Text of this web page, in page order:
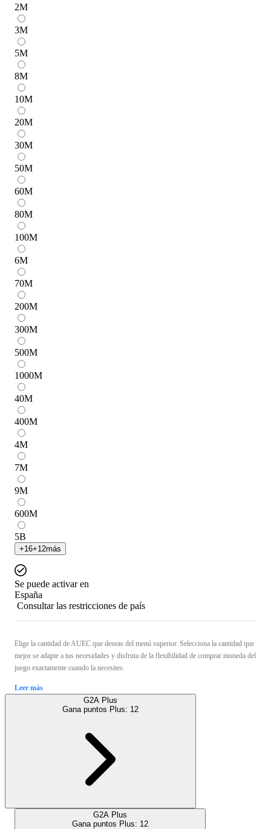
2M
3M
5M
8M
10M
20M
30M
50M
60M
80M
100M
6M
70M
200M
300M
500M
1000M
40M
400M
4M
7M
9M
600M
5B
+16+12más
Se puede activar en
España
Consultar las restricciones de país
Elige la cantidad de AUEC que deseas del menú superior. Selecciona la cantidad que
mejor se adapte a tus necesidades y disfruta de la flexibilidad de comprar moneda del
juego exactamente cuando la necesites.
Leer más
G2A Plus
Gana puntos Plus: 12
G2A Plus
Gana puntos Plus: 12